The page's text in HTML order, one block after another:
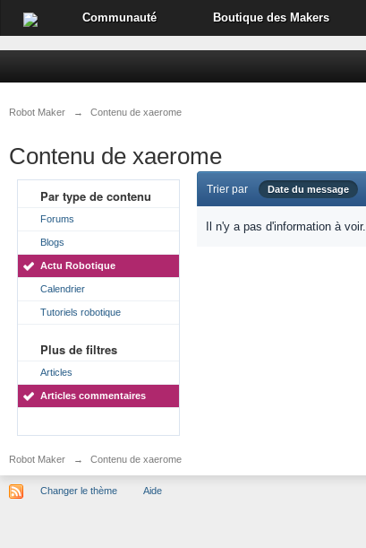
Communauté Boutique des Makers
Robot Maker → Contenu de xaerome
Contenu de xaerome
Par type de contenu
Forums
Blogs
Actu Robotique
Calendrier
Tutoriels robotique
Plus de filtres
Articles
Articles commentaires
Trier par Date du message
Il n'y a pas d'information à voir.
Robot Maker → Contenu de xaerome
Changer le thème Aide